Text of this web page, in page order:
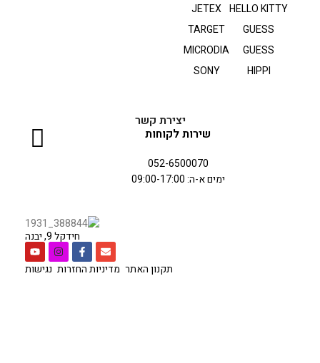
HELLO KITTY
GUESS
GUESS
HIPPI
JETEX
TARGET
MICRODIA
SONY
יצירת קשר
שירות לקוחות
052-6500070
ימים א-ה: 09:00-17:00
חידקל 9, יבנה
תקנון האתר מדיניות החזרות נגישות